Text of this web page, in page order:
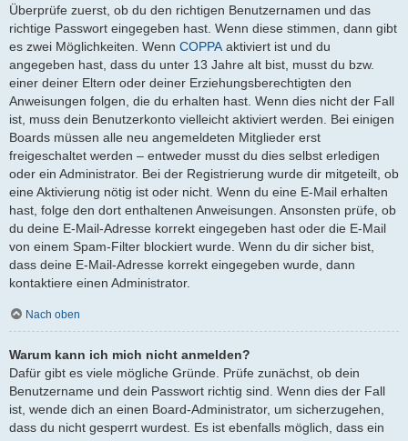
Überprüfe zuerst, ob du den richtigen Benutzernamen und das
richtige Passwort eingegeben hast. Wenn diese stimmen, dann gibt
es zwei Möglichkeiten. Wenn COPPA aktiviert ist und du
angegeben hast, dass du unter 13 Jahre alt bist, musst du bzw.
einer deiner Eltern oder deiner Erziehungsberechtigten den
Anweisungen folgen, die du erhalten hast. Wenn dies nicht der Fall
ist, muss dein Benutzerkonto vielleicht aktiviert werden. Bei einigen
Boards müssen alle neu angemeldeten Mitglieder erst
freigeschaltet werden – entweder musst du dies selbst erledigen
oder ein Administrator. Bei der Registrierung wurde dir mitgeteilt, ob
eine Aktivierung nötig ist oder nicht. Wenn du eine E-Mail erhalten
hast, folge den dort enthaltenen Anweisungen. Ansonsten prüfe, ob
du deine E-Mail-Adresse korrekt eingegeben hast oder die E-Mail
von einem Spam-Filter blockiert wurde. Wenn du dir sicher bist,
dass deine E-Mail-Adresse korrekt eingegeben wurde, dann
kontaktiere einen Administrator.
Nach oben
Warum kann ich mich nicht anmelden?
Dafür gibt es viele mögliche Gründe. Prüfe zunächst, ob dein
Benutzername und dein Passwort richtig sind. Wenn dies der Fall
ist, wende dich an einen Board-Administrator, um sicherzugehen,
dass du nicht gesperrt wurdest. Es ist ebenfalls möglich, dass ein